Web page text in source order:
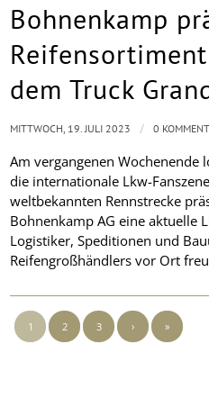
Bohnenkamp
dem Truck
Am vergangenen Wochenende
die internationale Lkw-
weltbekannten Rennstrecke
Bohnenkamp AG eine aktuelle
Logistiker, Speditionen und
Reifengroßhändlers vor Ort
MITTWOCH, 19. JULI 2023 / 0
1 2 3 › »